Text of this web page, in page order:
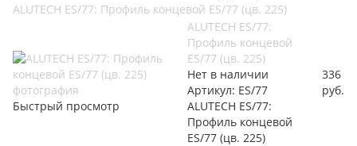
ALUTECH ES/77: Профиль концевой ES/77 (цв. 225)
Быстрый просмотр
ALUTECH ES/77:
Профиль концевой
ES/77 (цв. 225)
Нет в наличии
Артикул: ES/77
ALUTECH ES/77:
Профиль концевой
ES/77 (цв. 225)
336
руб.